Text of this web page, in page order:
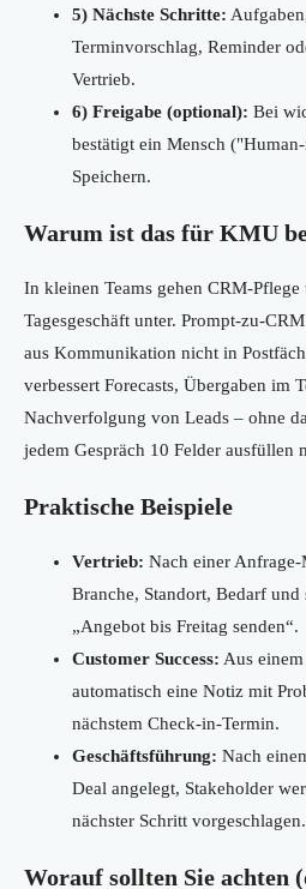
5) Nächste Schritte:
Terminvorschlag, Reminder
Vertrieb.
6) Freigabe (optional): Bei
bestätigt ein Mensch
Speichern.
Warum ist das für KMU
In kleinen Teams gehen CRM-
Tagesgeschäft unter. Prompt-zu-
aus Kommunikation nicht in
verbessert Forecasts, Übergaben im
Nachverfolgung von Leads – ohne
jedem Gespräch 10 Felder ausfüllen
Praktische Beispiele
Vertrieb: Nach einer
Branche, Standort, Bedarf und
„Angebot bis Freitag senden“.
Customer Success: Aus
automatisch eine Notiz mit
nächstem Check-in-Termin.
Geschäftsführung: Nach
Deal angelegt, Stakeholder
nächster Schritt vorgeschlagen.
Worauf sollten Sie achten